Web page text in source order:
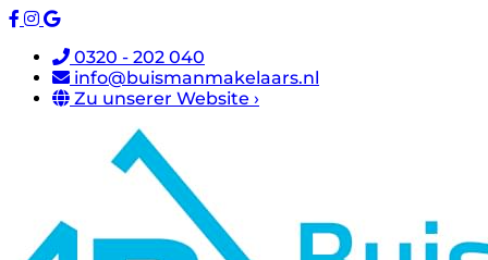
0320 - 202 040
info@buismanmakelaars.nl
Zu unserer Website ›